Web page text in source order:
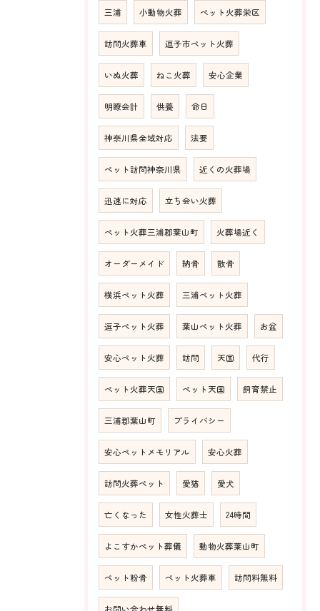
三浦 小動物火葬 ペット火葬栄区
訪問火葬車 逗子市ペット火葬
いぬ火葬 ねこ火葬 安心企業
明瞭会計 供養 命日
神奈川県全域対応 法要
ペット訪問神奈川県 近くの火葬場
迅速に対応 立ち会い火葬
ペット火葬三浦郡葉山町 火葬場近く
オーダーメイド 納骨 散骨
横浜ペット火葬 三浦ペット火葬
逗子ペット火葬 葉山ペット火葬 お盆
安心ペット火葬 訪問 天国 代行
ペット火葬天国 ペット天国 飼育禁止
三浦郡葉山町 プライバシー
安心ペットメモリアル 安心火葬
訪問火葬ペット 愛猫 愛犬
亡くなった 女性火葬士 24時間
よこすかペット葬儀 動物火葬葉山町
ペット粉骨 ペット火葬車 訪問料無料